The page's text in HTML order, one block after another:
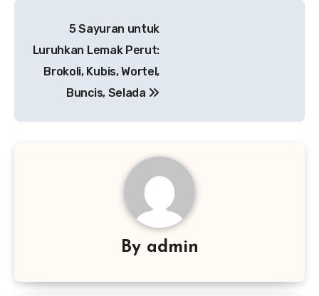
pos
5 Sayuran untuk
Luruhkan Lemak Perut:
Brokoli, Kubis, Wortel,
Buncis, Selada
By admin